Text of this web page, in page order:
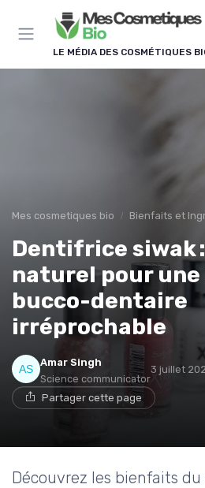
LE MÉDIA DES COSMÉTIQUES
Mes cosmetiques bio Bienfaits et
Dentifrice siwak
naturel pour une
bucco-dentaire
irréprochable
Amar Singh
Science communicator
3 juillet
Partager cette page
Découvrez les bienfaits
Panneau de gestion des cookies